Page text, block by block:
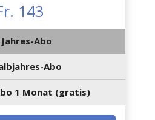
143
Jahres-Abo
Abo
1 Monat (gratis)